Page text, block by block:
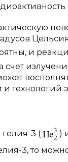
и
технологий
3 (
)
3, то